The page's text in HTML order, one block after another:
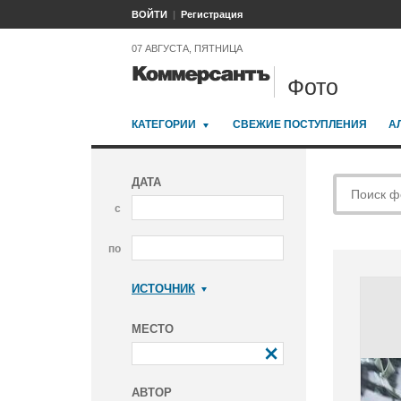
ВОЙТИ Регистрация
07 АВГУСТА, ПЯТНИЦА
Фото
КАТЕГОРИИ СВЕЖИЕ ПОСТУПЛЕНИЯ
ДАТА
с
по
ИСТОЧНИК
МЕСТО
АВТОР